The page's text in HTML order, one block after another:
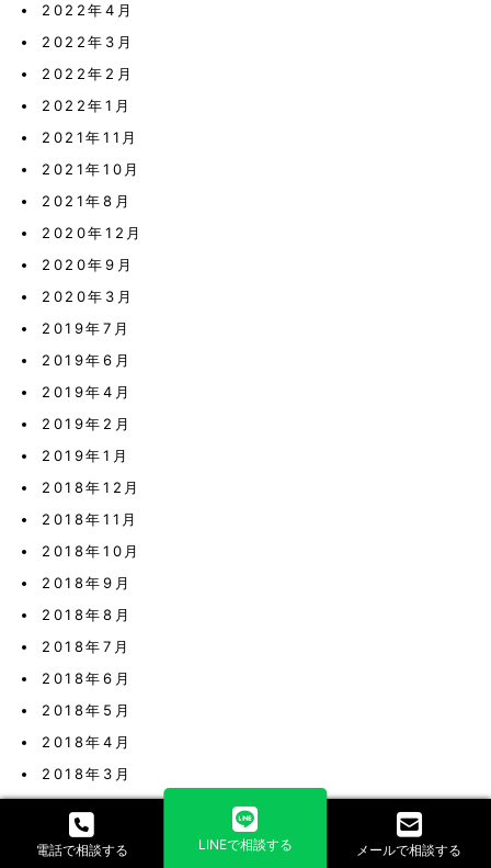
2022年4月
2022年3月
2022年2月
2022年1月
2021年11月
2021年10月
2021年8月
2020年12月
2020年9月
2020年3月
2019年7月
2019年6月
2019年4月
2019年2月
2019年1月
2018年12月
2018年11月
2018年10月
2018年9月
2018年8月
2018年7月
2018年6月
2018年5月
2018年4月
2018年3月
2018年1月
電話で相談する LINEで相談する メールで相談する